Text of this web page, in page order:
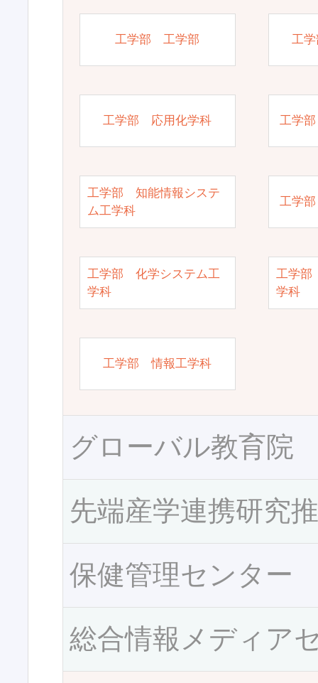
工学部 工学部 工
工学部 応用化学科 工学
工学部 知能情報システ
ム工学科
工学
工学部 化学システム工
学科
工学部
学科
工学部 情報工学科
グローバル教育院
先端産学連携研究
保健管理センター
総合情報メディア